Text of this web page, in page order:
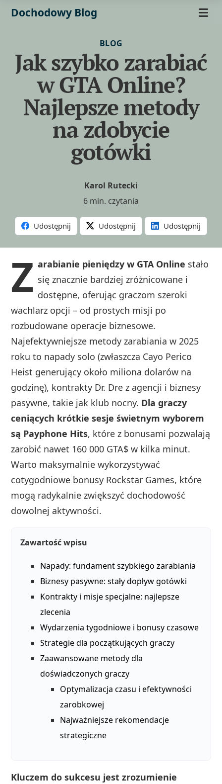
Dochodowy Blog
BLOG
Jak szybko zarabiać
w GTA Online?
Najlepsze metody
na zdobycie
gotówki
Karol Rutecki
6 min. czytania
Udostępnij Udostępnij Udostępnij
Z arabianie pieniędzy w GTA Online stało
się znacznie bardziej zróżnicowane i
dostępne, oferując graczom szeroki
wachlarz opcji – od prostych misji po
rozbudowane operacje biznesowe.
Najefektywniejsze metody zarabiania w 2025
roku to napady solo (zwłaszcza Cayo Perico
Heist generujący około miliona dolarów na
godzinę), kontrakty Dr. Dre z agencji i biznesy
pasywne, takie jak klub nocny. Dla graczy
ceniących krótkie sesje świetnym wyborem
są Payphone Hits, które z bonusami pozwalają
zarobić nawet 160 000 GTA$ w kilka minut.
Warto maksymalnie wykorzystywać
cotygodniowe bonusy Rockstar Games, które
mogą radykalnie zwiększyć dochodowość
dowolnej aktywności.
Zawartość wpisu
Napady: fundament szybkiego zarabiania
Biznesy pasywne: stały dopływ gotówki
Kontrakty i misje specjalne: najlepsze
zlecenia
Wydarzenia tygodniowe i bonusy czasowe
Strategie dla początkujących graczy
Zaawansowane metody dla
doświadczonych graczy
Optymalizacja czasu i efektywności
zarobkowej
Najważniejsze rekomendacje
strategiczne
Kluczem do sukcesu jest zrozumienie